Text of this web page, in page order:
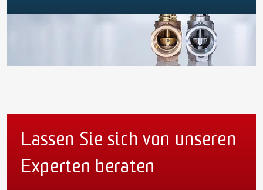
Lassen Sie sich von unseren
Experten beraten